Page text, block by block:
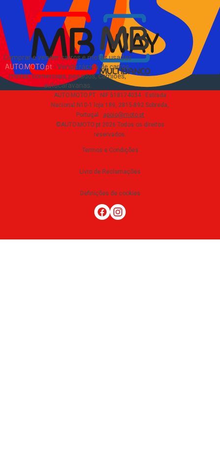
Comprar e vender carros e motas usadas
AUTO.MOTO.pt- Venda rápida de carros,
motas, comerciais, pesados, camiões,
autocaravanas
EN
AUTO.MOTO.PT · NIF 518174034 · Estrada
Nacional N10-1 loja 189, 2815-892 Sobreda,
Portugal · apoio@moto.pt
©AUTO.MOTO.pt 2026 Todos os direitos
reservados.
Termos e Condições
Livro de Reclamações
Definições de cookies